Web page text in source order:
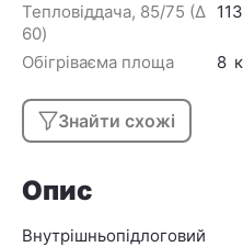
Тепловіддача, 85/75 (Δ
60)
Обігріваєма площа 8
Знайти схожі
Опис